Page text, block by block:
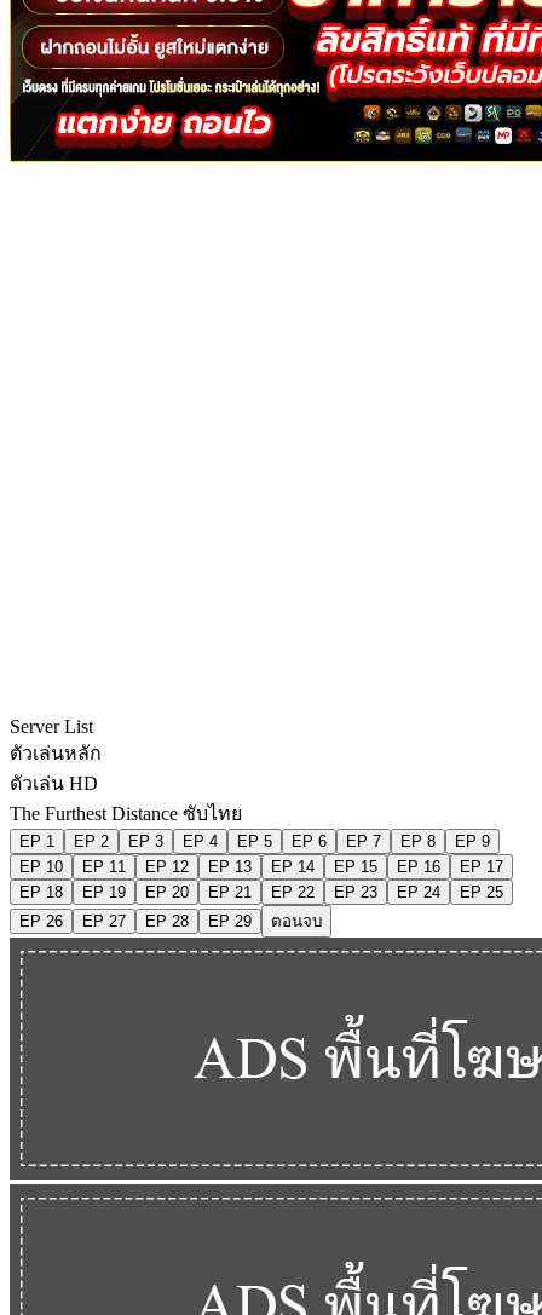
Server List
ตัวเล่นหลัก
ตัวเล่น HD
The Furthest Distance ซับไทย
EP 1 EP 2 EP 3 EP 4 EP 5 EP 6 EP 7 EP 8
EP 9
EP 10
EP 11 EP 12 EP 13 EP 14 EP 15 EP 16
EP 17
EP 18
EP 19 EP 20 EP 21 EP 22 EP 23 EP 24
EP 25
EP 26
EP 27 EP 28 EP 29 ตอนจบ